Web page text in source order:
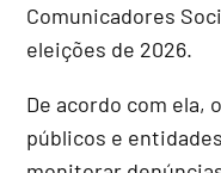
Comunicadores
eleições de 2026.
De acordo com ela,
públicos e